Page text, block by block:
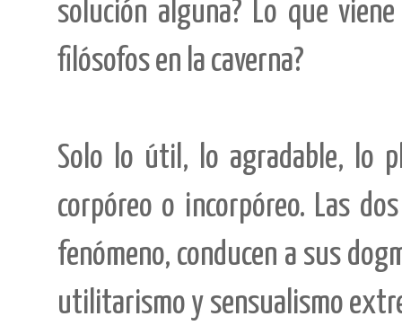
solución alguna? Lo que
filósofos en la caverna?
Solo lo útil, lo agradable, lo
corpóreo o incorpóreo. Las
fenómeno, conducen a sus
utilitarismo y sensualismo